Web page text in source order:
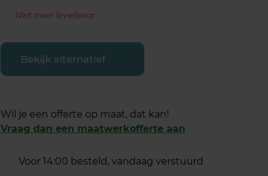
Niet meer leverbaar
Bekijk alternatief
Wil je een offerte op maat, dat kan!
Vraag dan een maatwerkofferte aan
Voor 14:00 besteld, vandaag verstuurd